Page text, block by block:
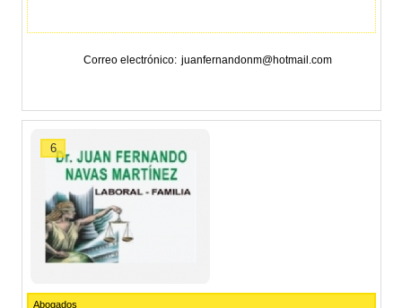
Correo electrónico juanfernandonm@hotmail.com
6
Abogados